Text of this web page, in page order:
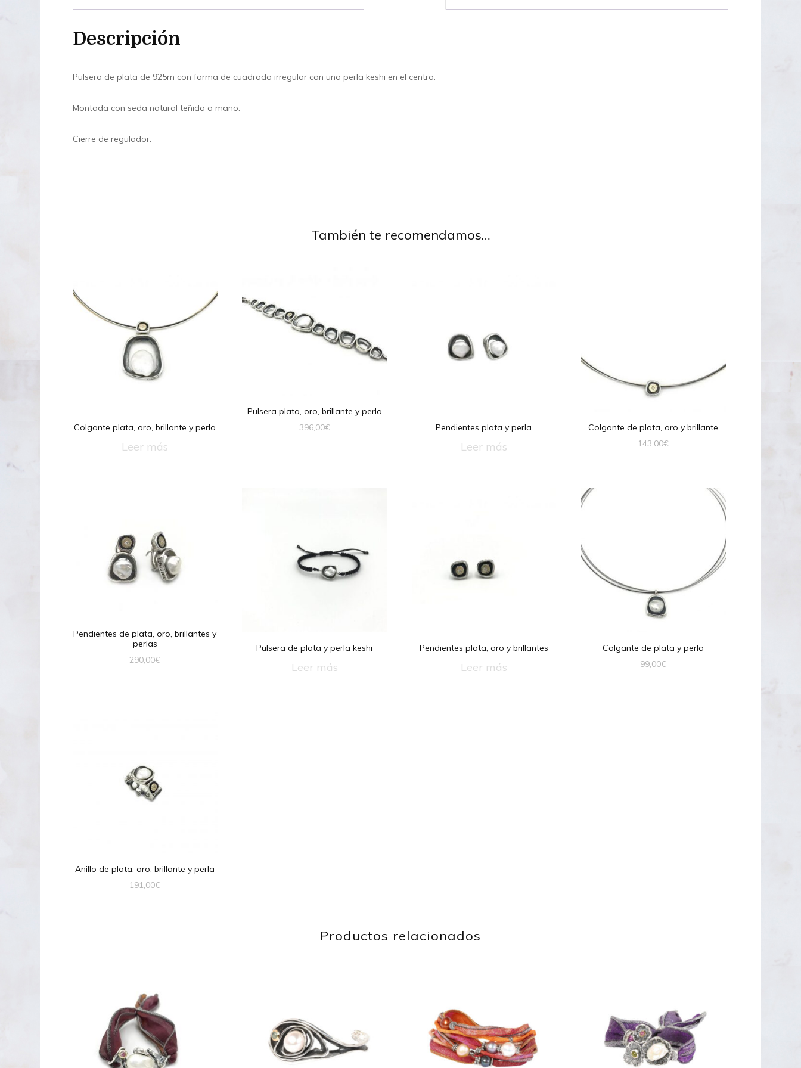
Descripción
Pulsera de plata de 925m con forma de cuadrado irregular con una perla keshi en el centro.
Montada con seda natural teñida a mano.
Cierre de regulador.
También te recomendamos…
Colgante plata, oro, brillante y perla
Leer más
Pulsera plata, oro, brillante y perla
396,00€ Pendientes plata y perla
Leer más
Colgante de plata, oro y brillante
143,00€
Pendientes de plata, oro, brillantes y
perlas
290,00€
Pulsera de plata y perla keshi
Leer más
Pendientes plata, oro y brillantes
Leer más
Colgante de plata y perla
99,00€
Anillo de plata, oro, brillante y perla
191,00€
Productos relacionados